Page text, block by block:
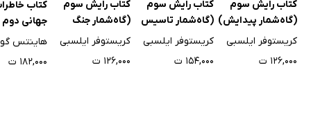
کتاب رایش سوم
(گاه‌شمار پیدایش)
- جلد اول
کریستوفر ایلسبی
۱۲۶,۰۰۰ ت
کتاب رایش سوم
(گاه‌شمار تاسیس
امپراطوری) - جلد
کریستوفر ایلسبی
۱۵۴,۰۰۰ ت
کتاب رایش سوم
(گاه‌شمار جنگ
جهانی) - جلد سوم
کریستوفر ایلسبی
۱۲۶,۰۰۰ ت
کتاب
جهانی دوم
اول: از آغاز تا
هاینتس
۱۸۲,۰۰۰ ت